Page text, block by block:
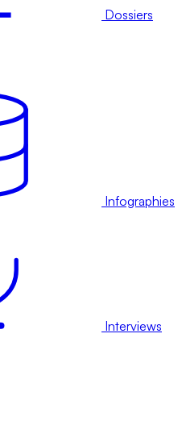
Dossiers
Infographies
Interviews